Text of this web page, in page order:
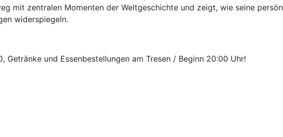
mit zentralen Momenten der Weltgeschichte und zeigt, wie seine
widerspiegeln.
Getränke und Essenbestellungen am Tresen / Beginn 20:00 Uhr!